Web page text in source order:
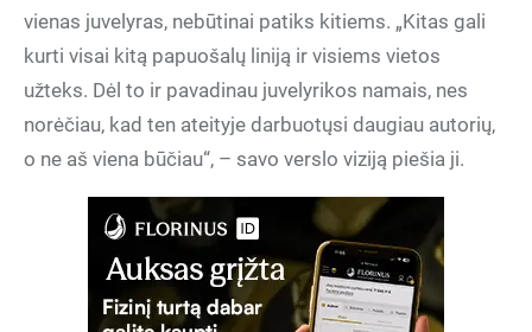
vienas juvelyras, nebūtinai patiks kitiems. „Kitas gali
kurti visai kitą papuošalų liniją ir visiems vietos
užteks. Dėl to ir pavadinau juvelyrikos namais, nes
norėčiau, kad ten ateityje darbuotųsi daugiau autorių,
o ne aš viena būčiau“, – savo verslo viziją piešia ji.